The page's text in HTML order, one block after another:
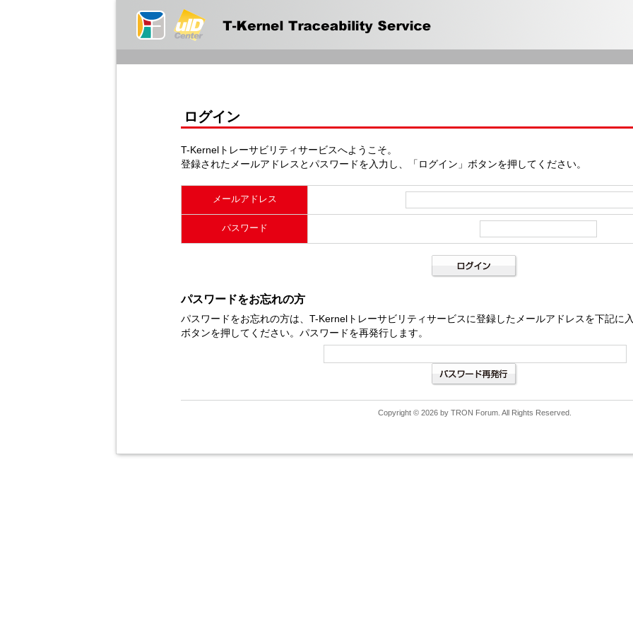
ログイン
T-Kernelトレーサビリティサービスへようこそ。
登録されたメールアドレスとパスワードを入力し、「ログイン」ボタンを押してください。
メールアドレス
パスワード
パスワードをお忘れの方
パスワードをお忘れの方は、T-Kernelトレーサビリティサービスに登録したメールアドレスを下記に
ボタンを押してください。パスワードを再発行します。
Copyright © 2026 by TRON Forum. All Rights Reserved.